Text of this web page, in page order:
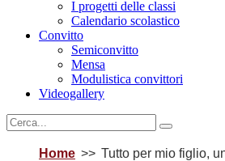
I progetti delle classi
Calendario scolastico
Convitto
Semiconvitto
Mensa
Modulistica convittori
Videogallery
Home
Tutto per mio figlio,